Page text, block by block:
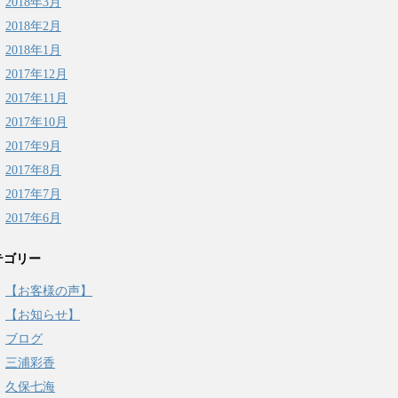
2018年2月
2018年1月
2017年12月
2017年11月
2017年10月
2017年9月
2017年8月
2017年7月
2017年6月
ゴリー
【お客様の声】
【お知らせ】
ブログ
三浦彩香
久保七海